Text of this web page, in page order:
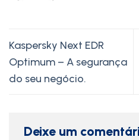
Kaspersky Next EDR
Optimum – A segurança
do seu negócio.
Deixe um